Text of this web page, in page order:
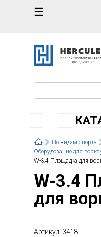
☰
По видам спорта
Оборудование для
W-3.4 Площадка для
W-3.4 Площадка
для
Артикул: 3418